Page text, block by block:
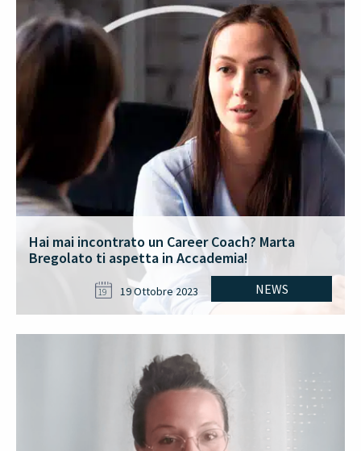
Hai mai incontrato un Career Coach? Marta
Bregolato ti aspetta in Accademia!
NEWS
19 19 Ottobre 2023